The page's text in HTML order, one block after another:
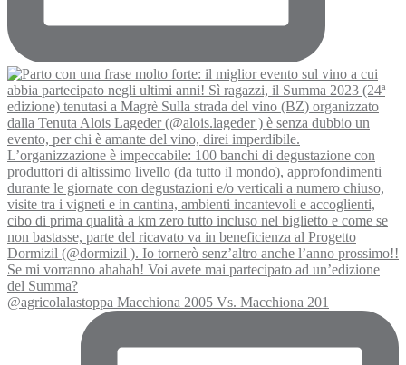
@agricolalastoppa Macchiona 2005 Vs. Macchiona 201